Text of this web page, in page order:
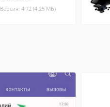
Версия: 4.72 (4.25 МБ)